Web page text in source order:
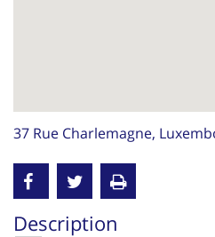
37 Rue Charlemagne,
Description